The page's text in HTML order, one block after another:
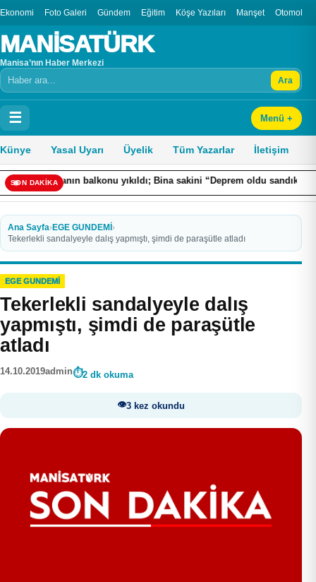
Ekonomi Foto Galeri Gündem Eğitim Köşe Yazıları Manşet Otomobil
MANİSATÜRK
Manisa’nın Haber Merkezi
Arama Ara
☰ Menü +
Künye Yasal Uyarı Üyelik Tüm Yazarlar İletişim
SON DAKİKA
balkonu yıkıldı; Bina sakini “Deprem oldu sandık” dedi
Ana Sayfa›EGE GUNDEMİ ›
Tekerlekli sandalyeyle dalış yapmıştı, şimdi de paraşütle atladı
EGE GUNDEMİ
Tekerlekli sandalyeyle dalış
yapmıştı, şimdi de paraşütle
atladı
14.10.2019admin 2 dk okuma
3 kez okundu